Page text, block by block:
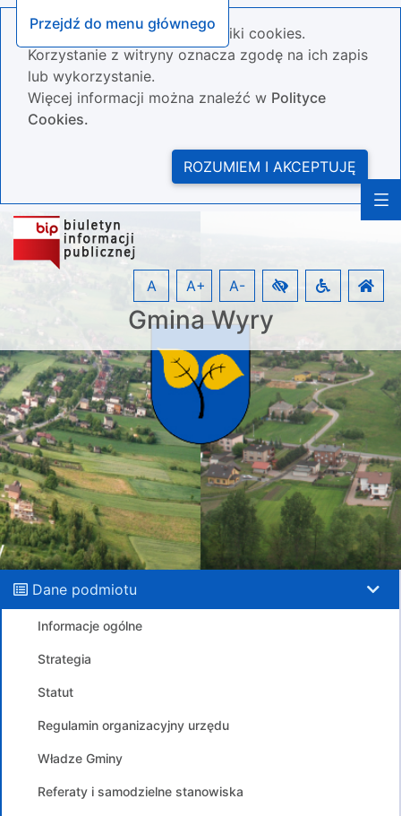
Przejdź do menu głównego
Nasza strona wykorzystuje pliki cookies.
Korzystanie z witryny oznacza zgodę na ich zapis
lub wykorzystanie.
Więcej informacji można znaleźć w Polityce
Cookies.
ROZUMIEM I AKCEPTUJĘ
Gmina Wyry
A A+ A-
Dane podmiotu
Informacje ogólne
Strategia
Statut
Regulamin organizacyjny urzędu
Władze Gminy
Referaty i samodzielne stanowiska